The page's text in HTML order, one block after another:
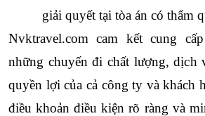
giải quyết tại tòa án có thẩm
Nvktravel.com cam kết cung
những chuyến đi chất lượng, dịch
quyền lợi của cả công ty và khách
điều khoản điều kiện rõ ràng và